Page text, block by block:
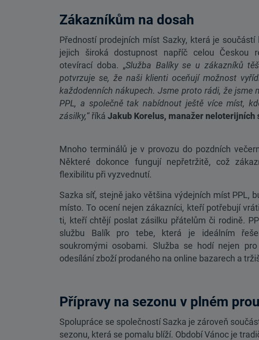
Zákazníkům na dosah
Předností prodejních míst Sazky, která je
jejich široká dostupnost napříč celou Českou
otevírací doba. „Služba Balíky se u zákazníků
potvrzuje se, že naši klienti oceňují možnost
každodenních nákupech. Jsme proto rádi, že jsme
PPL, a společně tak nabídnout ještě více míst,
zásilky,“ říká Jakub Korelus, manažer neloterijních
Mnoho terminálů je v provozu do pozdních
Některé dokonce fungují nepřetržitě, což
flexibilitu při vyzvednutí.
Sazka síť, stejně jako většina výdejních míst PPL,
místo. To ocení nejen zákazníci, kteří potřebují
ti, kteří chtějí poslat zásilku přátelům či rodině.
službu Balík pro tebe, která je ideálním
soukromými osobami. Služba se hodí nejen
odesílání zboží prodaného na online bazarech a
Přípravy na sezonu v plném
Spolupráce se společností Sazka je zároveň
sezonu, která se pomalu blíží. Období Vánoc je